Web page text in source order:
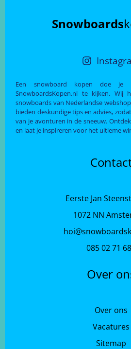
Snowboards
Een snowboard kopen doe
SnowboardsKopen.nl te kijken. Wij
snowboards van Nederlandse
bieden deskundige tips en advies,
van je avonturen in de sneeuw.
en laat je inspireren voor het ultieme
Eerste Jan
1072 NN
085 02 71
Over
Over ons
Vacatures
Sitemap